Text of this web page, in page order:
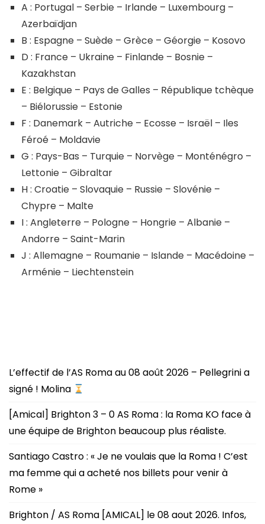
A : Portugal – Serbie – Irlande – Luxembourg –
Azerbaïdjan
B : Espagne – Suède – Grèce – Géorgie – Kosovo
D : France – Ukraine – Finlande – Bosnie –
Kazakhstan
E : Belgique – Pays de Galles – République tchèque
– Biélorussie – Estonie
F : Danemark – Autriche – Ecosse – Israël – Iles
Féroé – Moldavie
G : Pays-Bas – Turquie – Norvège – Monténégro –
Lettonie – Gibraltar
H : Croatie – Slovaquie – Russie – Slovénie –
Chypre – Malte
I : Angleterre – Pologne – Hongrie – Albanie –
Andorre – Saint-Marin
J : Allemagne – Roumanie – Islande – Macédoine –
Arménie – Liechtenstein
L’effectif de l’AS Roma au 08 août 2026 – Pellegrini a
signé ! Molina
[Amical] Brighton 3 – 0 AS Roma : la Roma KO face à
une équipe de Brighton beaucoup plus réaliste.
Santiago Castro : « Je ne voulais que la Roma ! C’est
ma femme qui a acheté nos billets pour venir à
Rome »
Brighton / AS Roma [AMICAL] le 08 aout 2026. Infos,